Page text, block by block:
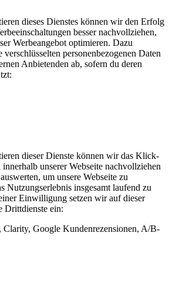
dieses Dienstes können wir den Erfolg
besser nachvollziehen,
Werbeangebot optimieren. Dazu
personenbezogenen Daten
Anbietenden ab, sofern du deren
dieser Dienste können wir das Klick-
unserer Webseite nachvollziehen
um unsere Webseite zu
Nutzungserlebnis insgesamt laufend zu
Einwilligung setzen wir auf dieser
Drittdienste ein:
Clarity, Google Kundenrezensionen, A/B-